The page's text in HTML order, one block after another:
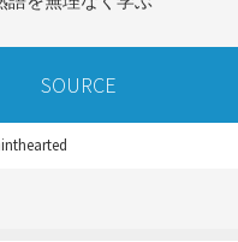
SOURCE